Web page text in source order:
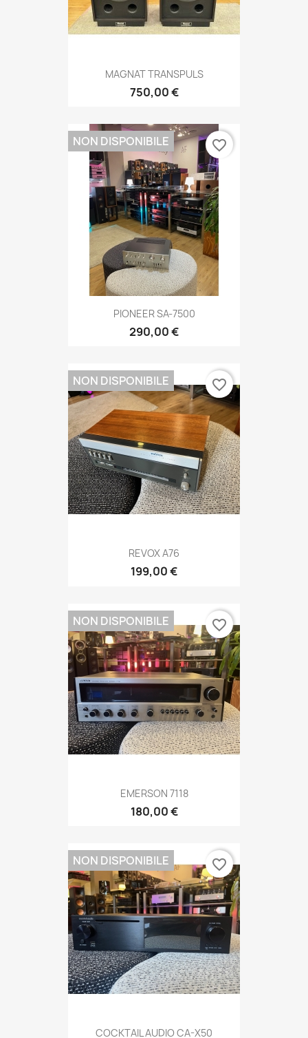
MAGNAT TRANSPULS
750,00 €
PIONEER SA-7500
290,00 €
NON DISPONIBILE favorite_border
REVOX A76
199,00 €
NON DISPONIBILE favorite_border
EMERSON 7118
180,00 €
NON DISPONIBILE favorite_border
COCKTAIL AUDIO CA-X50
NON DISPONIBILE favorite_border